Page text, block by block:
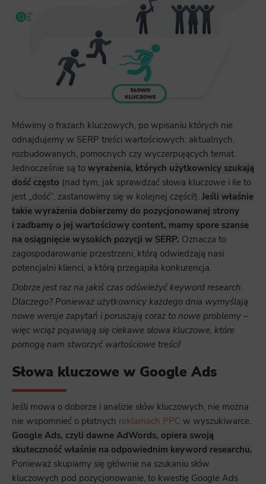
Mówimy o frazach kluczowych, po wpisaniu których nie
odnajdujemy w SERP treści wartościowych: aktualnych,
rozbudowanych, pomocnych czy wyczerpujących temat.
Jednocześnie są to wyrażenia, których użytkownicy szukają
dość często (nad tym, jak sprawdzać słowa kluczowe i ile to
jest „dość”, zastanowimy się w kolejnej części!). Jeśli właśnie
takie wyrażenia dobierzemy do pozycjonowanej strony
i zadbamy o jej wartościowy content, mamy spore szanse
na osiągnięcie wysokich pozycji w SERP. Oznacza to
zagospodarowanie przestrzeni, którą odwiedzają nasi
potencjalni klienci, a którą przegapiła konkurencja.
Dobrze jest raz na jakiś czas odświeżyć keyword research.
Dlaczego? Ponieważ użytkownicy każdego dnia wymyślają
nowe wersje zapytań i poruszają coraz to nowe problemy –
więc wciąż pojawiają się ciekawe słowa kluczowe, które
pomogą nam stworzyć wartościowe treści!
Słowa kluczowe w Google Ads
Jeśli mowa o doborze i analizie słów kluczowych, nie można
nie wspomnieć o płatnych reklamach PPC w wyszukiwarce.
Google Ads, czyli dawne AdWords, opiera swoją
skuteczność właśnie na odpowiednim keyword researchu.
Ponieważ skupiamy się głównie na szukaniu słów
kluczowych pod pozycjonowanie, to kwestię Google Ads